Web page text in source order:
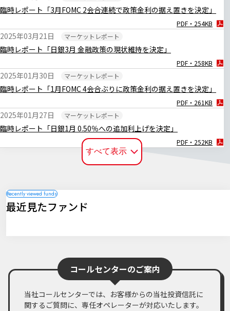
臨時レポート「3月FOMC 2会合連続で政策金利の据え置きを決定」
PDF・254KB
臨時レポート「日銀3月 金融政策の現状維持を決定」
2025年03月21日 マーケットレポート
PDF・258KB
臨時レポート「1月FOMC 4会合ぶりに政策金利の据え置きを決定」
2025年01月30日 マーケットレポート
PDF・261KB
臨時レポート「日銀1月 0.50％への追加利上げを決定」
2025年01月27日 マーケットレポート
PDF・252KB
臨時レポート「日銀12月 金融政策の現状維持を決定」
マーケットレポート
臨時レポート「12月FOMC 3会合連続で利下げを決定」
2024年12月19日
臨時レポート「日銀10月 金融政策の現状維持を決定」
2024年11月01日 マーケットレポート
PDF・269KB
すべて表示
最近見たファンド
コールセンターのご案内
当社コールセンターでは、お客様からの当社投資信託に
関するご質問に、専任オペレーターが対応いたします。